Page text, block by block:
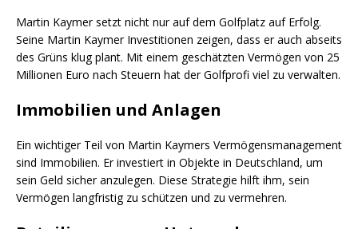
Martin Kaymer setzt nicht nur auf dem Golfplatz auf Erfolg.
Seine Martin Kaymer Investitionen zeigen, dass er auch abseits
des Grüns klug plant. Mit einem geschätzten Vermögen von 25
Millionen Euro nach Steuern hat der Golfprofi viel zu verwalten.
Immobilien und Anlagen
Ein wichtiger Teil von Martin Kaymers Vermögensmanagement
sind Immobilien. Er investiert in Objekte in Deutschland, um
sein Geld sicher anzulegen. Diese Strategie hilft ihm, sein
Vermögen langfristig zu schützen und zu vermehren.